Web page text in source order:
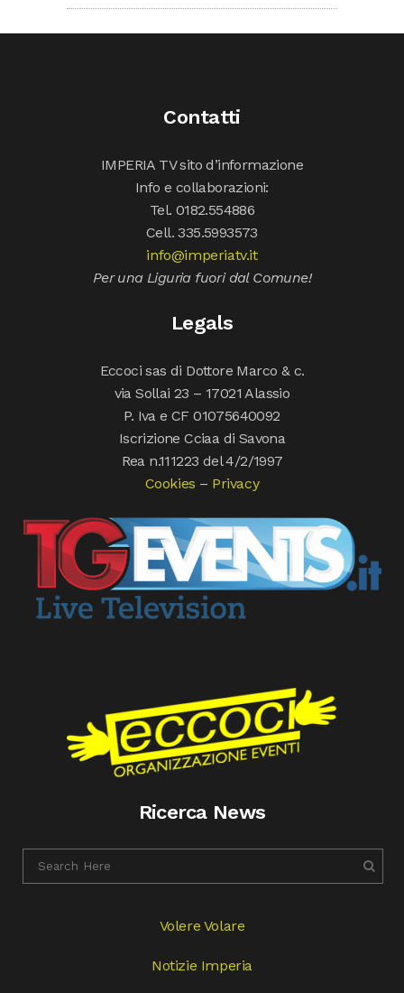
Contatti
IMPERIA TV sito d’informazione
Info e collaborazioni:
Tel. 0182.554886
Cell. 335.5993573
info@imperiatv.it
Per una Liguria fuori dal Comune!
Legals
Eccoci sas di Dottore Marco & c.
via Sollai 23 – 17021 Alassio
P. Iva e CF 01075640092
Iscrizione Cciaa di Savona
Rea n.111223 del 4/2/1997
Cookies – Privacy
Ricerca News
Volere Volare
Notizie Imperia